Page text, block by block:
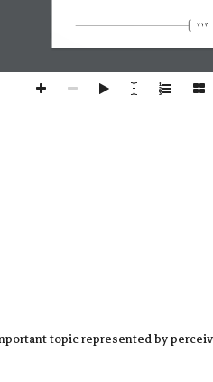
713
topic represented by